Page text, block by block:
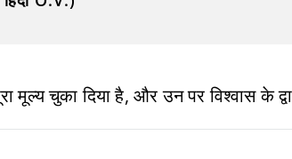
मूल्य चुका दिया है, और उन पर विश्वास के